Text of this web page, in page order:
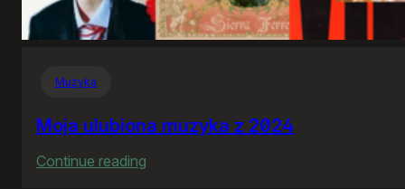
Muzyka
Moja ulubiona muzyka z 2024
Continue reading